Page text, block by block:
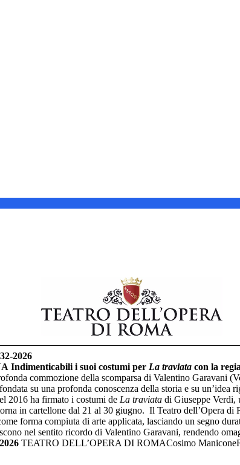
2026
Indimenticabili i suoi costumi per La traviata con la
commozione della scomparsa di Valentino Garavani
su una profonda conoscenza della storia e su un’idea
2016 ha firmato i costumi de La traviata di Giuseppe Verdi,
in cartellone dal 21 al 30 giugno. Il Teatro dell’Opera
forma compiuta di arte applicata, lasciando un segno
nel sentito ricordo di Valentino Garavani, rendendo
TEATRO DELL’OPERA DI ROMACosimo